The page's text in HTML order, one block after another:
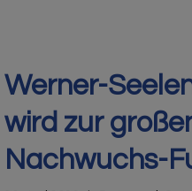
Werner-
wird zur
Nachwuchs-